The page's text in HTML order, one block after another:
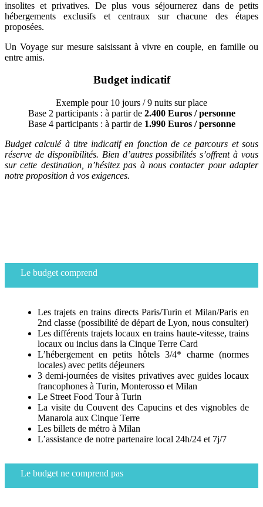
insolites et privatives. De plus vous séjournerez dans de petits
hébergements exclusifs et centraux sur chacune des étapes
proposées.
Un Voyage sur mesure saisissant à vivre en couple, en famille ou
entre amis.
Budget indicatif
Exemple pour 10 jours / 9 nuits sur place
Base 2 participants : à partir de2.400 Euros / personne
Base 4 participants : à partir de 1.990 Euros / personne
Budget calculé à titre indicatif en fonction de ce parcours et sous
réserve de disponibilités. Bien d’autres possibilités s’offrent à vous
sur cette destination, n’hésitez pas à nous contacter pour adapter
notre proposition à vos exigences.
Le budget comprend
Les trajets en trains directs Paris/Turin et Milan/Paris en
2nd classe (possibilité de départ de Lyon, nous consulter)
Les différents trajets locaux en trains haute-vitesse, trains
locaux ou inclus dans la Cinque Terre Card
L’hébergement en petits hôtels 3/4* charme (normes
locales) avec petits déjeuners
3 demi-journées de visites privatives avec guides locaux
francophones à Turin, Monterosso et Milan
Le Street Food Tour à Turin
La visite du Couvent des Capucins et des vignobles de
Manarola aux Cinque Terre
Les billets de métro à Milan
L’assistance de notre partenaire local 24h/24 et 7j/7
Le budget ne comprend pas